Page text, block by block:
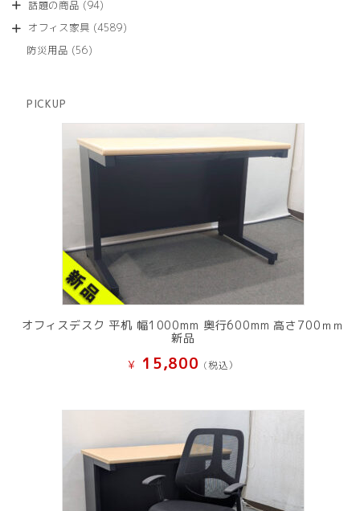
商
話題の商品 9494
の
オフィス家具 45894589
防災用品 5656
PICKUP
オフィスデスク 平机 幅1000mm 奥行600mm 高さ700ｍｍ
新品
¥ 15,800 (税込）